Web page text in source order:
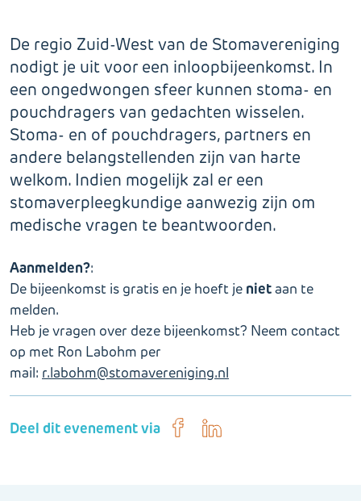
De regio Zuid-West van de Stomavereniging
nodigt je uit voor een inloopbijeenkomst. In
een ongedwongen sfeer kunnen stoma- en
pouchdragers van gedachten wisselen.
Stoma- en of pouchdragers, partners en
andere belangstellenden zijn van harte
welkom. Indien mogelijk zal er een
stomaverpleegkundige aanwezig zijn om
medische vragen te beantwoorden.
Aanmelden?:
De bijeenkomst is gratis en je hoeft je niet aan te
melden.
Heb je vragen over deze bijeenkomst? Neem contact
op met Ron Labohm per
mail: r.labohm@stomavereniging.nl
Deel dit evenement via